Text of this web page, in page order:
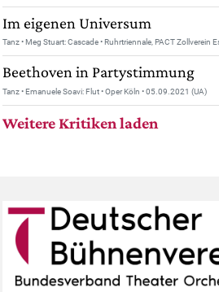
Im eigenen Universum
Tanz • Meg Stuart: Cascade • Ruhrtriennale, PACT Zollverein
Beethoven in Partystimmung
Tanz • Emanuele Soavi: Flut • Oper Köln • 05.09.2021 (UA)
Weitere Kritiken laden